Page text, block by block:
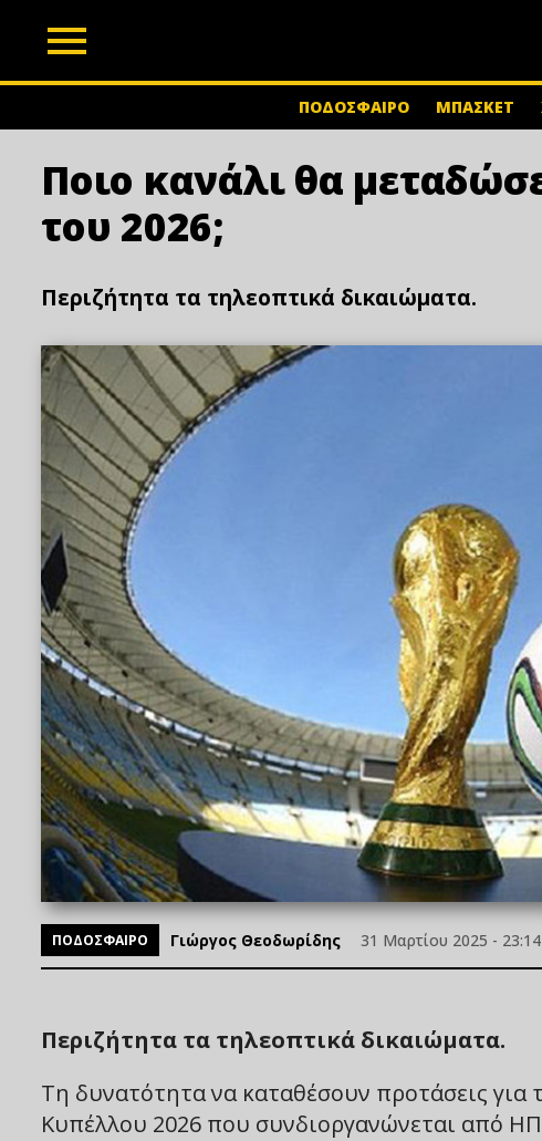
ΠΟΔΟΣΦΑΙΡΟ ΜΠΑΣΚΕΤ
Ποιο κανάλι θα
του 2026;
Περιζήτητα τα τηλεοπτικά δικαιώματα.
ΠΟΔΟΣΦΑΙΡΟ Γιώργος Θεοδωρίδης 31 Μαρτίου 2025 - 23:14
Περιζήτητα τα τηλεοπτικά δικαιώματα.
Tη δυνατότητα να καταθέσουν προτάσεις
Κυπέλλου 2026 που συνδιοργανώνεται από